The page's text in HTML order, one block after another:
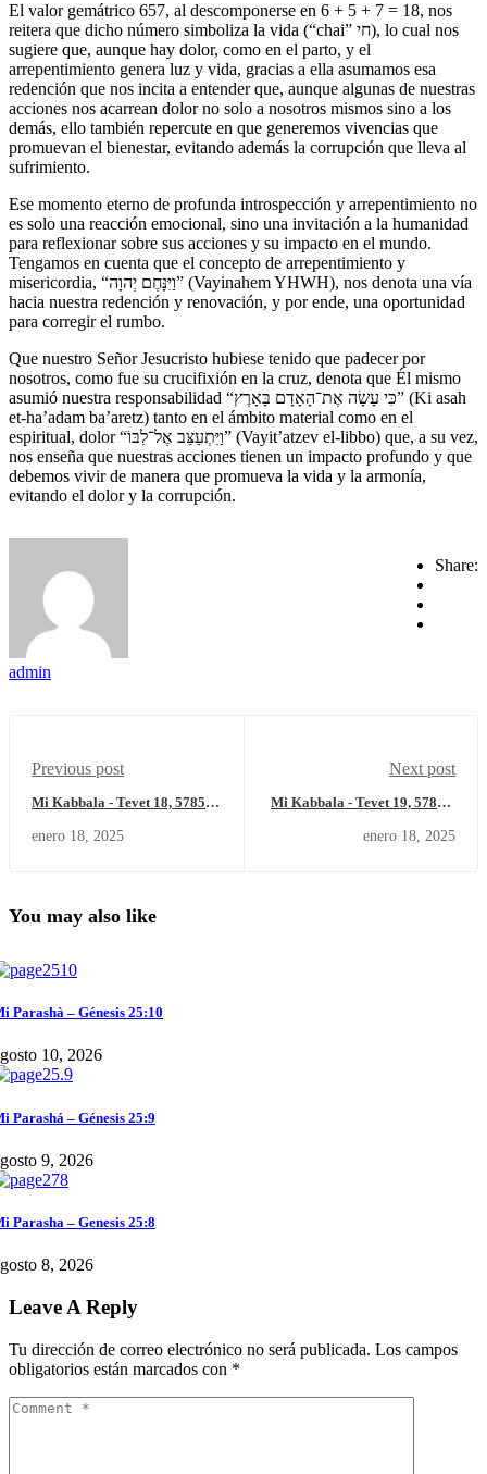
El valor gemátrico 657, al descomponerse en 6 + 5 + 7 = 18, nos
reitera que dicho número simboliza la vida (“chai” חי), lo cual nos
sugiere que, aunque hay dolor, como en el parto, y el
arrepentimiento genera luz y vida, gracias a ella asumamos esa
redención que nos incita a entender que, aunque algunas de nuestras
acciones nos acarrean dolor no solo a nosotros mismos sino a los
demás, ello también repercute en que generemos vivencias que
promuevan el bienestar, evitando además la corrupción que lleva al
sufrimiento.
Ese momento eterno de profunda introspección y arrepentimiento no
es solo una reacción emocional, sino una invitación a la humanidad
para reflexionar sobre sus acciones y su impacto en el mundo.
Tengamos en cuenta que el concepto de arrepentimiento y
misericordia, “וַיִּנָּחֶם יְהוָה” (Vayinahem YHWH), nos denota una vía
hacia nuestra redención y renovación, y por ende, una oportunidad
para corregir el rumbo.
Que nuestro Señor Jesucristo hubiese tenido que padecer por
nosotros, como fue su crucifixión en la cruz, denota que Él mismo
asumió nuestra responsabilidad “כִּי עָשָׂה אֶת־הָאָדָם בָּאָרֶץ” (Ki asah
et-ha’adam ba’aretz) tanto en el ámbito material como en el
espiritual, dolor “וַיִּתְעַצֵּב אֶל־לִבּוֹ” (Vayit’atzev el-libbo) que, a su vez,
nos enseña que nuestras acciones tienen un impacto profundo y que
debemos vivir de manera que promueva la vida y la armonía,
evitando el dolor y la corrupción.
Share:
admin
Previous post
Mi Kabbala - Tevet 18, 5785 –
enero 18, 2025
Next post
Mi Kabbala - Tevet 19, 5785 –
enero 18, 2025
You may also like
Parashà – Génesis 25:10
10, 2026
Parashá – Génesis 25:9
9, 2026
Parasha – Genesis 25:8
8, 2026
Leave A Reply
Tu dirección de correo electrónico no será publicada. Los campos
obligatorios están marcados con *